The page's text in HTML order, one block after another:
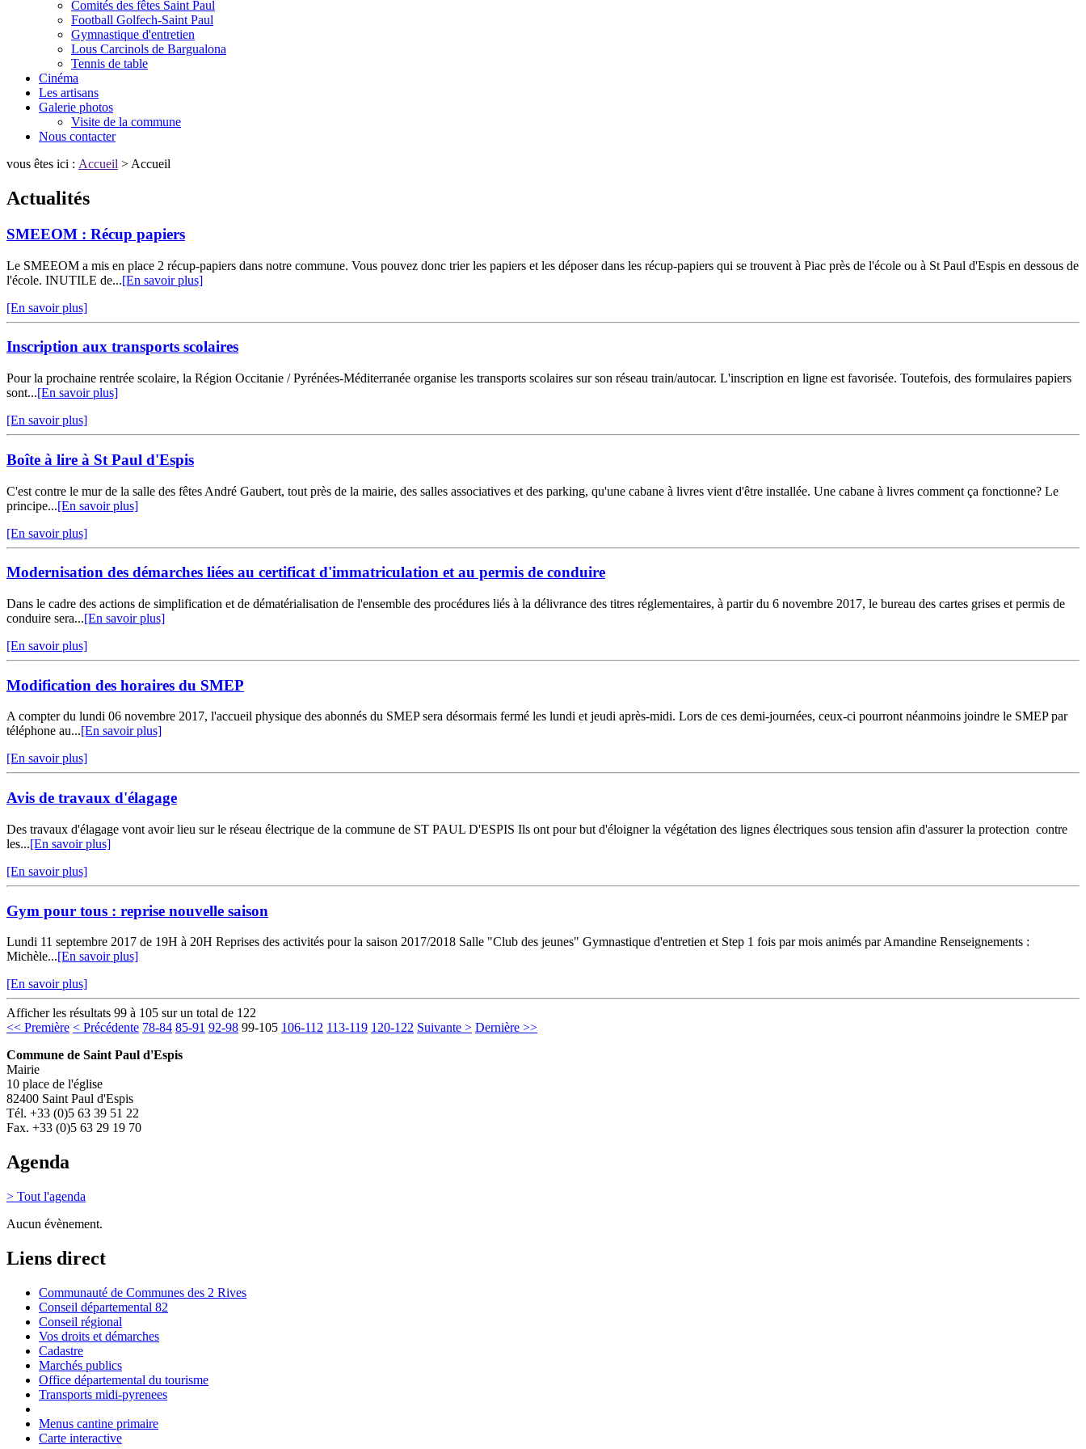
Comités des fêtes Saint Paul
Football Golfech-Saint Paul
Gymnastique d'entretien
Lous Carcinols de Bargualona
Tennis de table
Cinéma
Les artisans
Galerie photos
Visite de la commune
Nous contacter
vous êtes ici : Accueil > Accueil
Actualités
SMEEOM : Récup papiers
Le SMEEOM a mis en place 2 récup-papiers dans notre commune. Vous pouvez donc trier les papiers et les déposer dans les récup-papiers qui se trouvent à Piac près de l'école ou à St Paul d'Espis en dessous de
l'école. INUTILE de...[En savoir plus]
[En savoir plus]
Inscription aux transports scolaires
Pour la prochaine rentrée scolaire, la Région Occitanie / Pyrénées-Méditerranée organise les transports scolaires sur son réseau train/autocar. L'inscription en ligne est favorisée. Toutefois, des formulaires papiers
sont...[En savoir plus]
[En savoir plus]
Boîte à lire à St Paul d'Espis
C'est contre le mur de la salle des fêtes André Gaubert, tout près de la mairie, des salles associatives et des parking, qu'une cabane à livres vient d'être installée. Une cabane à livres comment ça fonctionne? Le
principe...[En savoir plus]
[En savoir plus]
Modernisation des démarches liées au certificat d'immatriculation et au permis de conduire
Dans le cadre des actions de simplification et de dématérialisation de l'ensemble des procédures liés à la délivrance des titres réglementaires, à partir du 6 novembre 2017, le bureau des cartes grises et permis de
conduire sera...[En savoir plus]
[En savoir plus]
Modification des horaires du SMEP
A compter du lundi 06 novembre 2017, l'accueil physique des abonnés du SMEP sera désormais fermé les lundi et jeudi après-midi. Lors de ces demi-journées, ceux-ci pourront néanmoins joindre le SMEP par
téléphone au...[En savoir plus]
[En savoir plus]
Avis de travaux d'élagage
Des travaux d'élagage vont avoir lieu sur le réseau électrique de la commune de ST PAUL D'ESPIS Ils ont pour but d'éloigner la végétation des lignes électriques sous tension afin d'assurer la protection contre
les...[En savoir plus]
[En savoir plus]
Gym pour tous : reprise nouvelle saison
Lundi 11 septembre 2017 de 19H à 20H Reprises des activités pour la saison 2017/2018 Salle "Club des jeunes" Gymnastique d'entretien et Step 1 fois par mois animés par Amandine Renseignements :
Michèle...[En savoir plus]
[En savoir plus]
Afficher les résultats 99 à 105 sur un total de 122
<< Première < Précédente 78-84 85-91 92-98 99-105 106-112 113-119 120-122 Suivante > Dernière >>
Commune de Saint Paul d'Espis
Mairie
10 place de l'église
82400 Saint Paul d'Espis
Tél. +33 (0)5 63 39 51 22
Fax. +33 (0)5 63 29 19 70
Agenda
> Tout l'agenda
Aucun évènement.
Liens direct
Communauté de Communes des 2 Rives
Conseil départemental 82
Conseil régional
Vos droits et démarches
Cadastre
Marchés publics
Office départemental du tourisme
Transports midi-pyrenees
Menus cantine primaire
Carte interactive